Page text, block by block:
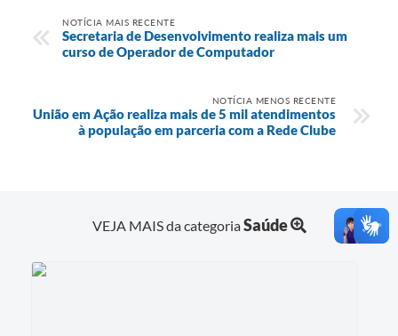
NOTÍCIA MAIS RECENTE
Secretaria de Desenvolvimento realiza mais um
curso de Operador de Computador
NOTÍCIA MENOS RECENTE
União em Ação realiza mais de 5 mil atendimentos
à população em parceria com a Rede Clube
VEJA MAIS da categoriaSaúde